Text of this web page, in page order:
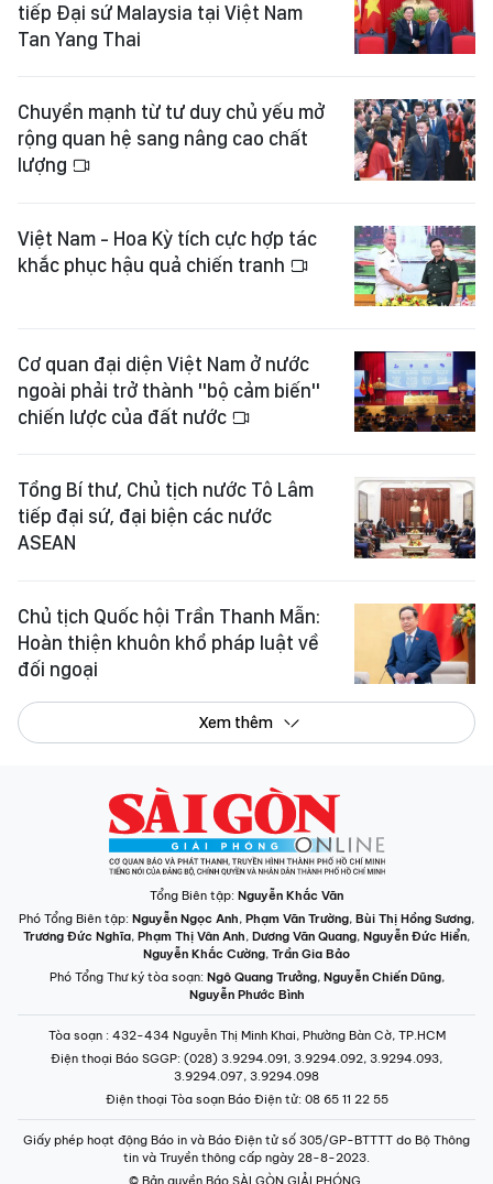
tiếp Đại sứ Malaysia tại Việt Nam
Tan Yang Thai
Chuyển mạnh từ tư duy chủ yếu mở
rộng quan hệ sang nâng cao chất
lượng
Việt Nam - Hoa Kỳ tích cực hợp tác
khắc phục hậu quả chiến tranh
Cơ quan đại diện Việt Nam ở nước
ngoài phải trở thành "bộ cảm biến"
chiến lược của đất nước
Tổng Bí thư, Chủ tịch nước Tô Lâm
tiếp đại sứ, đại biện các nước
ASEAN
Chủ tịch Quốc hội Trần Thanh Mẫn:
Hoàn thiện khuôn khổ pháp luật về
đối ngoại
Xem thêm
Tổng Biên tập: Nguyễn Khắc Văn
Phó Tổng Biên tập: Nguyễn Ngọc Anh, Phạm Văn Trường, Bùi Thị Hồng Sương,
Trương Đức Nghĩa, Phạm Thị Vân Anh, Dương Văn Quang, Nguyễn Đức Hiển,
Nguyễn Khắc Cường, Trần Gia Bảo
Phó Tổng Thư ký tòa soạn: Ngô Quang Trưởng, Nguyễn Chiến Dũng,
Nguyễn Phước Bình
Tòa soạn : 432-434 Nguyễn Thị Minh Khai, Phường Bàn Cờ, TP.HCM
Điện thoại Báo SGGP: (028) 3.9294.091, 3.9294.092, 3.9294.093,
3.9294.097, 3.9294.098
Điện thoại Tòa soạn Báo Điện tử: 08 65 11 22 55
Giấy phép hoạt động Báo in và Báo Điện tử số 305/GP-BTTTT do Bộ Thông
tin và Truyền thông cấp ngày 28-8-2023.
© Bản quyền Báo SÀI GÒN GIẢI PHÓNG.